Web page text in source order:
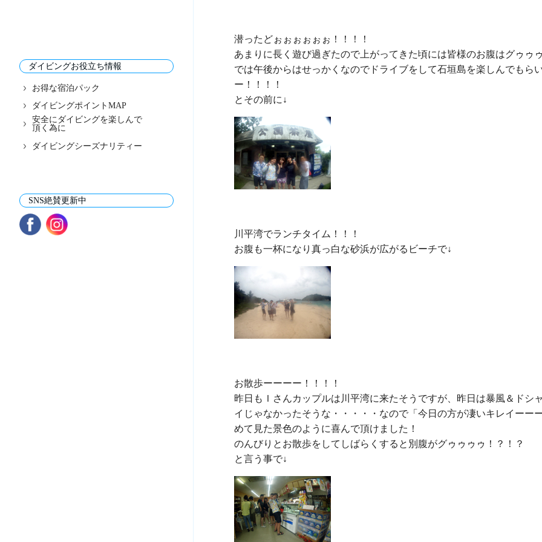
ダイビングお役立ち情報
お得な宿泊パック
ダイビングポイントMAP
安全にダイビングを楽しんで
頂く為に
ダイビングシーズナリティー
SNS絶賛更新中
潜ったどぉぉぉぉぉぉ！！！！
あまりに長く遊び過ぎたので上がってきた頃には皆様のお腹はグゥゥ
では午後からはせっかくなのでドライブをして石垣島を楽しんでもら
ー！！！！
川平湾でランチタイム！！！
お散歩ーーーー！！！！
昨日もＩさんカップルは川平湾に来たそうですが、昨日は暴風＆ドシ
イじゃなかったそうな・・・・・なので「今日の方が凄いキレイーー
めて見た景色のように喜んで頂けました！
のんびりとお散歩をしてしばらくすると別腹がグゥゥゥゥ！？！？